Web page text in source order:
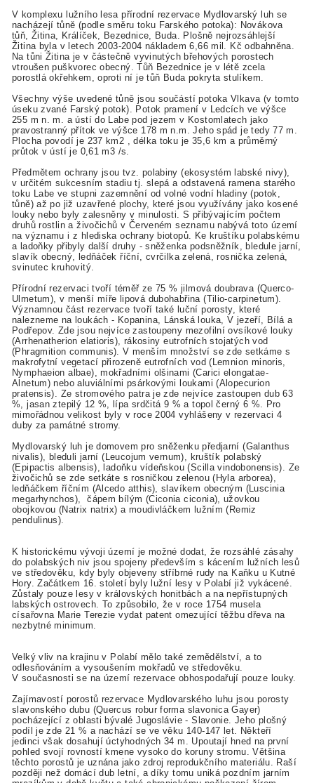
V komplexu lužního lesa přírodní rezervace Mydlovarský luh se
nacházejí tůně (podle směru toku Farského potoka): Novákova
tůň, Žitina, Králíček, Bezednice, Buda. Plošně nejrozsáhlejší
Žitina byla v letech 2003-2004 nákladem 6,66 mil. Kč odbahněna.
Na tůni Žitina je v částečně vyvinutých břehových porostech
vtroušen puškvorec obecný. Tůň Bezednice je v létě zcela
porostlá okřehkem, oproti ní je tůň Buda pokryta stulíkem.
Všechny výše uvedené tůně jsou součástí potoka Vlkava (v tomto
úseku zvané Farský potok). Potok pramení v Ledcích ve výšce
255 m n. m. a ústí do Labe pod jezem v Kostomlatech jako
pravostranný přítok ve výšce 178 m n.m. Jeho spád je tedy 77 m.
Plocha povodí je 237 km2 , délka toku je 35,6 km a průměrný
průtok v ústí je 0,61 m3 /s.
Předmětem ochrany jsou tvz. polabiny (ekosystém labské nivy),
v určitém sukcesním stadiu tj. slepá a odstavená ramena starého
toku Labe ve stupni zazemnění od volné vodní hladiny (potok,
tůně) až po již uzavřené plochy, které jsou využívány jako kosené
louky nebo byly zalesněny v minulosti. S přibývajícím počtem
druhů rostlin a živočichů v Červeném seznamu nabývá toto území
na významu i z hlediska ochrany biotopů. Ke kruštíku polabskému
a ladoňky přibyly další druhy - sněženka podsněžník, bledule jarní,
slavík obecný, ledňáček říční, cvrčilka zelená, rosnička zelená,
svinutec kruhovitý.
Přírodní rezervaci tvoří téměř ze 75 % jilmová doubrava (Querco-
Ulmetum), v menší míře lipová dubohabřina (Tilio-carpinetum).
Významnou část rezervace tvoří také luční porosty, které
nalezneme na loukách - Kopanina, Lánská louka, V jezeří, Bílá a
Podřepov. Zde jsou nejvíce zastoupeny mezofilní ovsíkové louky
(Arrhenatherion elatioris), rákosiny eutrofních stojatých vod
(Phragmition communis). V menším množství se zde setkáme s
makrofytní vegetací přirozeně eutrofních vod (Lemnion minoris,
Nymphaeion albae), mokřadními olšinami (Carici elongatae-
Alnetum) nebo aluviálními psárkovými loukami (Alopecurion
pratensis). Ze stromového patra je zde nejvíce zastoupen dub 63
%, jasan ztepilý 12 %, lípa srdčitá 9 % a topol černý 6 %. Pro
mimořádnou velikost byly v roce 2004 vyhlášeny v rezervaci 4
duby za památné stromy.
Mydlovarský luh je domovem pro sněženku předjarní (Galanthus
nivalis), bleduli jarní (Leucojum vernum), kruštík polabský
(Epipactis albensis), ladoňku vídeňskou (Scilla vindobonensis). Ze
živočichů se zde setkáte s rosničkou zelenou (Hyla arborea),
ledňáčkem říčním (Alcedo atthis), slavíkem obecným (Luscinia
megarhynchos), čápem bílým (Ciconia ciconia), užovkou
obojkovou (Natrix natrix) a moudivláčkem lužním (Remiz
pendulinus).
K historickému vývoji území je možné dodat, že rozsáhlé zásahy
do polabských niv jsou spojeny především s kácením lužních lesů
ve středověku, kdy byly objeveny stříbrné rudy na Kaňku u Kutné
Hory. Začátkem 16. století byly lužní lesy v Polabí již vykácené.
Zůstaly pouze lesy v královských honitbách a na nepřístupných
labských ostrovech. To způsobilo, že v roce 1754 musela
císařovna Marie Terezie vydat patent omezující těžbu dřeva na
nezbytné minimum.
Velký vliv na krajinu v Polabí mělo také zemědělství, a to
odlesňováním a vysoušením mokřadů ve středověku.
V současnosti se na území rezervace obhospodařují pouze louky.
Zajímavostí porostů rezervace Mydlovarského luhu jsou porosty
slavonského dubu (Quercus robur forma slavonica Gayer)
pocházející z oblasti bývalé Jugoslávie - Slavonie. Jeho plošný
podíl je zde 21 % a nachází se ve věku 140-147 let. Někteří
jedinci však dosahují úctyhodných 34 m. Upoutají hned na první
pohled svojí rovností kmene vysoko do koruny stromu. Většina
těchto porostů je uznána jako zdroj reprodukčního materiálu. Raší
později než domácí dub letní, a díky tomu uniká pozdním jarním